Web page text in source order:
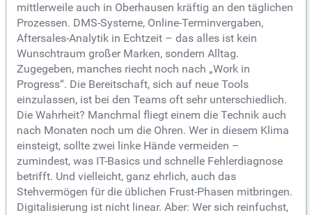
mittlerweile auch in Oberhausen kräftig an den täglichen
Prozessen. DMS-Systeme, Online-Terminvergaben,
Aftersales-Analytik in Echtzeit – das alles ist kein
Wunschtraum großer Marken, sondern Alltag.
Zugegeben, manches riecht noch nach „Work in
Progress“. Die Bereitschaft, sich auf neue Tools
einzulassen, ist bei den Teams oft sehr unterschiedlich.
Die Wahrheit? Manchmal fliegt einem die Technik auch
nach Monaten noch um die Ohren. Wer in diesem Klima
einsteigt, sollte zwei linke Hände vermeiden –
zumindest, was IT-Basics und schnelle Fehlerdiagnose
betrifft. Und vielleicht, ganz ehrlich, auch das
Stehvermögen für die üblichen Frust-Phasen mitbringen.
Digitalisierung ist nicht linear. Aber: Wer sich reinfuchst,